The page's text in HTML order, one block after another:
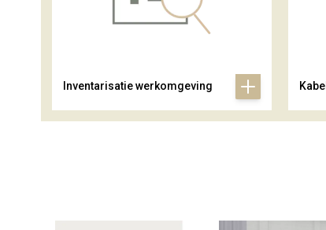
Inventarisatie werkomgeving